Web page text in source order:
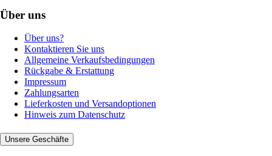
Über uns
Über uns?
Kontaktieren Sie uns
Allgemeine Verkaufsbedingungen
Rückgabe & Erstattung
Impressum
Zahlungsarten
Lieferkosten und Versandoptionen
Hinweis zum Datenschutz
Unsere Geschäfte